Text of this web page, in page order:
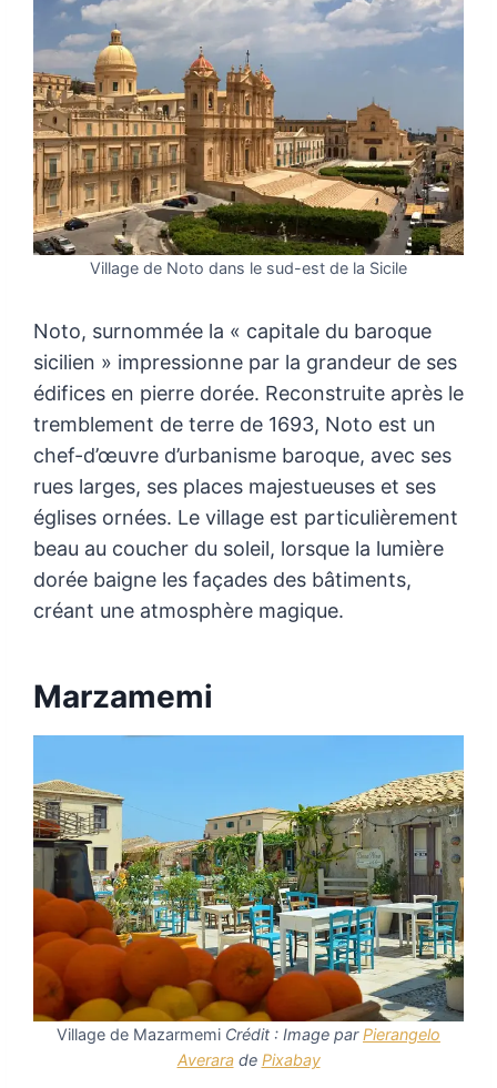
Village de Noto dans le sud-est de la Sicile
Noto, surnommée la « capitale du baroque
sicilien » impressionne par la grandeur de ses
édifices en pierre dorée. Reconstruite après le
tremblement de terre de 1693, Noto est un
chef-d’œuvre d’urbanisme baroque, avec ses
rues larges, ses places majestueuses et ses
églises ornées. Le village est particulièrement
beau au coucher du soleil, lorsque la lumière
dorée baigne les façades des bâtiments,
créant une atmosphère magique.
Marzamemi
Village de Mazarmemi Crédit : Image parPierangelo
Averarade Pixabay